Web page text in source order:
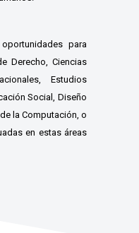
para
Derecho, Ciencias
Estudios
Social, Diseño
la Computación, o
en estas áreas